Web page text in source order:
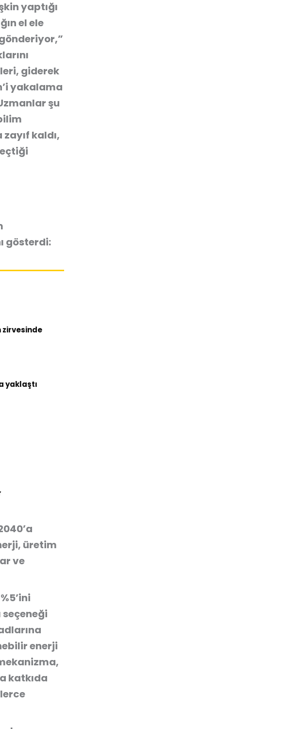
yaptığı
el ele
giderek
yakalama
şu
kaldı,
gösterdi:
zirvesinde
yaklaştı
üretim
ve
seçeneği
enerji
katkıda